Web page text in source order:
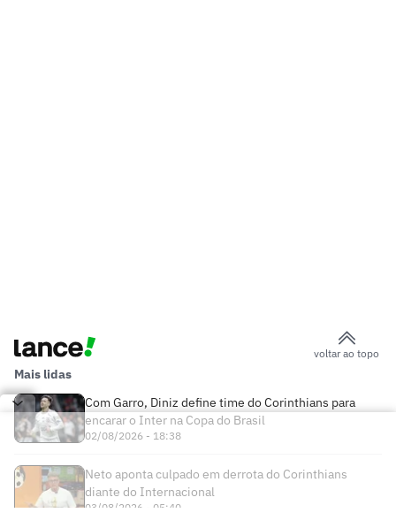
voltar ao topo
Mais lidas
Com Garro, Diniz define time do Corinthians para
encarar o Inter na Copa do Brasil
02/08/2026 - 18:38
Neto aponta culpado em derrota do Corinthians
diante do Internacional
03/08/2026 - 05:40